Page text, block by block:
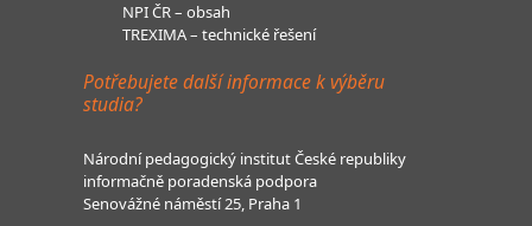
NPI ČR – obsah
TREXIMA – technické řešení
Potřebujete další informace k výběru
studia?
Národní pedagogický institut České republiky
informačně poradenská podpora
Senovážné náměstí 25, Praha 1